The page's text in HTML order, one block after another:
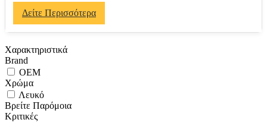
Δείτε Περισσότερα
Χαρακτηριστικά
Brand
OEM
Χρώμα
Λευκό
Βρείτε Παρόμοια
Κριτικές